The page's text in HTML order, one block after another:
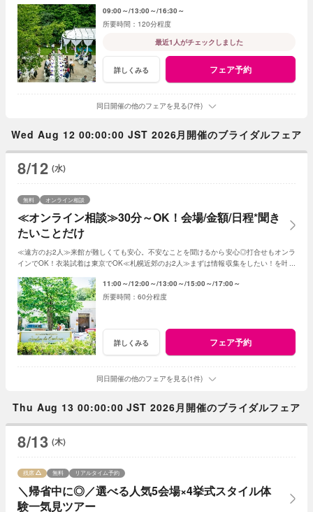
09:00～ 13:00～ 16:30～
120分程度
最近1人がチェックしました
詳しくみる フェア予約
同日開催の他のフェアを見る(7件)
Wed Aug 12 00:00:00 JST 2026月開催のブライダルフェア
8/12 (水)
≪オンライン相談≫30分～OK！会場/金額/日程*聞き
たいことだけ
無料 オンライン相談
≪遠方のお2人≫来館が難しくても安心。不安なことを聞けるから安心◎打合せもオンラ
インでOK！衣装試着は東京でOK≪札幌近郊のお2人≫まずは情報収集をしたい！を叶え
11:00～ 12:00～ 13:00～ 15:00～ 17:00～
60分程度
詳しくみる フェア予約
同日開催の他のフェアを見る(1件)
Thu Aug 13 00:00:00 JST 2026月開催のブライダルフェア
8/13 (木)
＼帰省中に◎／選べる人気5会場×4挙式スタイル体
験一気見ツアー
残席 無料 リアルタイム予約